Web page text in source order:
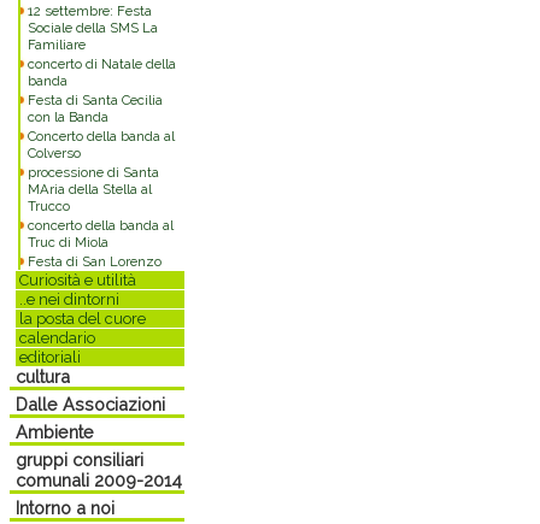
12 settembre: Festa
Sociale della SMS La
Familiare
concerto di Natale della
banda
Festa di Santa Cecilia
con la Banda
Concerto della banda al
Colverso
processione di Santa
MAria della Stella al
Trucco
concerto della banda al
Truc di Miola
Festa di San Lorenzo
Curiosità e utilità
..e nei dintorni
la posta del cuore
calendario
editoriali
cultura
Dalle Associazioni
Ambiente
gruppi consiliari
comunali 2009-2014
Intorno a noi